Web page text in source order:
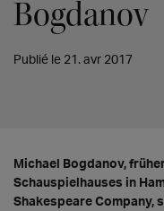
Bogdanov
Publié le 21. avr 2017
Michael Bogdanov,
Schauspielhauses in
Shakespeare Company,